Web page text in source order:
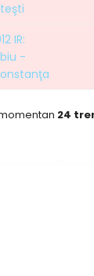
IR:
-
24